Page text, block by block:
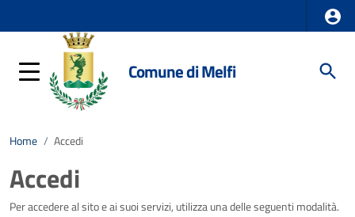
Comune di Melfi
Home / Accedi
Accedi
Per accedere al sito e ai suoi servizi, utilizza una delle seguenti modalità.